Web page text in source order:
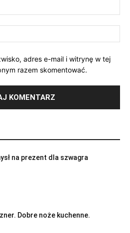
adres e-mail i witrynę w tej
razem skomentować.
na prezent dla szwagra
Dobre noże kuchenne.